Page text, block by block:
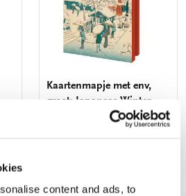
content and ads, to
Kaartenmapje met env,
groot: Japanese Winter